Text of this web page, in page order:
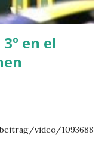
el ganador
en el
video/1093688